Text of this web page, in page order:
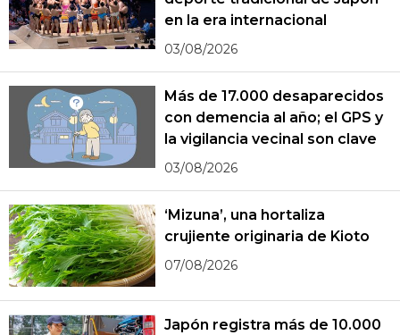
en la era internacional
03/08/2026
Más de 17.000 desaparecidos
con demencia al año; el GPS y
la vigilancia vecinal son clave
03/08/2026
‘Mizuna’, una hortaliza
crujiente originaria de Kioto
07/08/2026
Japón registra más de 10.000